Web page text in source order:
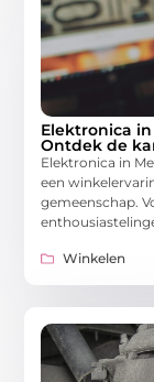
Elektronica
Ontdek de
Elektronica in
een
gemeenschap.
Winkelen